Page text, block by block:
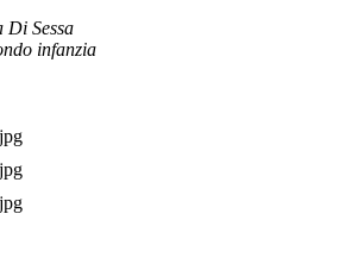
Di Sessa
infanzia